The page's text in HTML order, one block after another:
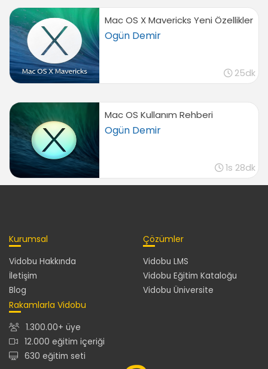
Geçmiş menüsü, yer imleri ile çalışma (History,
Bookmarks)
07:39
RSS okuma ve ekleme (RSS Feed)
02:44
Safari ile web sayfaları kaydetme, web klipleri
04:21
Safari tercihlerini ayarlama
02:21
Dashboard ve Widget
Çoklu çalışma alanı kullanımı (Spaces)
04:44
Adress Book
Adress Book tanımı ve genel kullanımı
Adres book üzerinde gruplar ve akıllı gruplar
oluşturma (Smart Groups)
iCal
iCal tanımı ve kullanımı (Calendar)
Mac OS X Mavericks Yeni Özellikler
Ogün Demir
25dk
Mac OS Kullanım Rehberi
Ogün Demir
1s 28dk
Kurumsal
Vidobu Hakkında
İletişim
Blog
Çözümler
Vidobu LMS
Vidobu Eğitim Kataloğu
Vidobu Üniversite
Rakamlarla Vidobu
1.300.00+ üye
12.000 eğitim içeriği
630 eğitim seti